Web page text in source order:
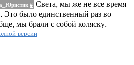
# Света, мы же не все время
было единственный раз во
мы брали с собой коляску.
версии